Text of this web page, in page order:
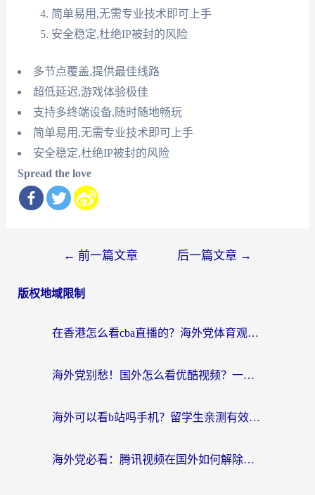
简单易用,无需专业技术即可上手
安全稳定,杜绝IP被封的风险
多节点覆盖,提供最佳线路
超低延迟,游戏体验极佳
支持多终端设备,随时随地畅玩
简单易用,无需专业技术即可上手
安全稳定,杜绝IP被封的风险
Spread the love
导
← 前一篇文章 后一篇文章 →
版权地域限制
在香港怎么看cba直播的？海外党体育观赛终极指南：告别版权限制，畅享中文解说
海外党别愁！国外怎么看优酷视频？一招解决追剧、看直播难题
海外可以看b站吗手机？留学生亲测有效的回国加速指南
海外党必看：腾讯视频在国外如何解除地域限制？附优酷咪咕使用指南